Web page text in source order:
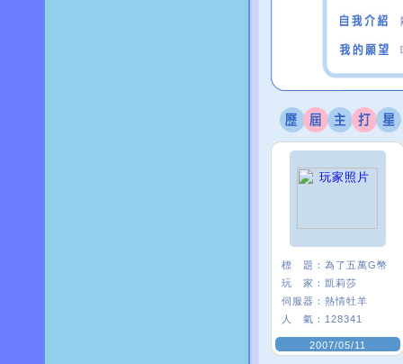
標 題： 為了五萬G幣
玩 家： 凱莉莎
伺服器： 熱情牡羊
人 氣： 128341
2007/05/11